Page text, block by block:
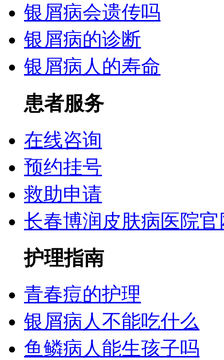
银屑病会遗传吗
银屑病的诊断
银屑病人的寿命
患者服务
在线咨询
预约挂号
救助申请
长春博润皮肤病医院官
护理指南
青春痘的护理
银屑病人不能吃什么
鱼鳞病人能生孩子吗